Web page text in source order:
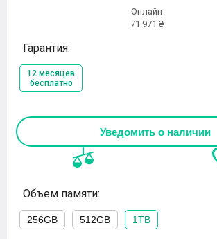
Онлайн
71 971 ₴
Гарантия:
12 месяцев
бесплатно
Уведомить о наличии
Объем памяти:
256GB 512GB 1TB